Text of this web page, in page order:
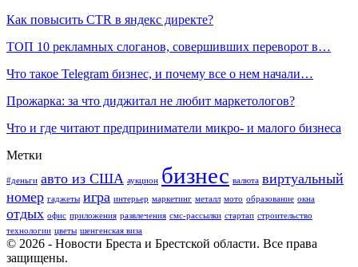
Как повысить CTR в яндекс директе?
ТОП 10 рекламных слоганов, совершивших переворот в…
Что такое Telegram бизнес, и почему все о нем начали…
Прожарка: за что диджитал не любит маркетологов?
Что и где читают предприниматели микро- и малого бизнеса
Метки
#деньги авто из США аукцион бизнес валюта виртуальный
номер гаджеты игра интерьер маркетинг металл мото образование окна
отдых офис приложения развлечения смс-рассылки стартап строительство
технологии цветы шенгенская виза
© 2026 - Новости Бреста и Брестской области. Все права
защищены.